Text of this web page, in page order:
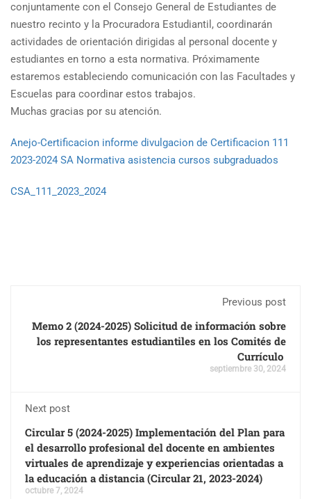
conjuntamente con el Consejo General de Estudiantes de
nuestro recinto y la Procuradora Estudiantil, coordinarán
actividades de orientación dirigidas al personal docente y
estudiantes en torno a esta normativa. Próximamente
estaremos estableciendo comunicación con las Facultades y
Escuelas para coordinar estos trabajos.
Muchas gracias por su atención.
Anejo-Certificacion informe divulgacion de Certificacion 111
2023-2024 SA Normativa asistencia cursos subgraduados
CSA_111_2023_2024
Previous post
Memo 2 (2024-2025) Solicitud de información sobre
los representantes estudiantiles en los Comités de
Currículo
septiembre 30, 2024
Next post
Circular 5 (2024-2025) Implementación del Plan para
el desarrollo profesional del docente en ambientes
virtuales de aprendizaje y experiencias orientadas a
la educación a distancia (Circular 21, 2023-2024)
octubre 7, 2024